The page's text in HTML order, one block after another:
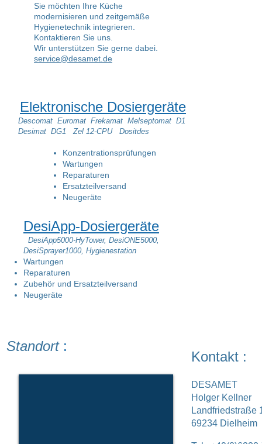
Sie möchten Ihre Küche
modernisieren und zeitgemäße
Hygienetechnik integrieren.
Kontaktieren Sie uns.
Wir unterstützen Sie gerne dabei.
service@desamet.de
Elektronische Dosiergeräte
Descomat Euromat Frekamat Melseptomat D1
Desimat DG1 Zel 12-CPU Dositdes
Konzentrationsprüfungen
Wartungen
Reparaturen
Ersatzteilversand
Neugeräte
DesiApp-Dosiergeräte
DesiApp5000-HyTower, DesiONE5000,
DesiSprayer1000, Hygienestation
Wartungen
Reparaturen
Zubehör und Ersatzteilversand
Neugeräte
Standort:
Kontakt :
DESAMET
Holger Kellner
Landfriedstraße
69234 Dielheim